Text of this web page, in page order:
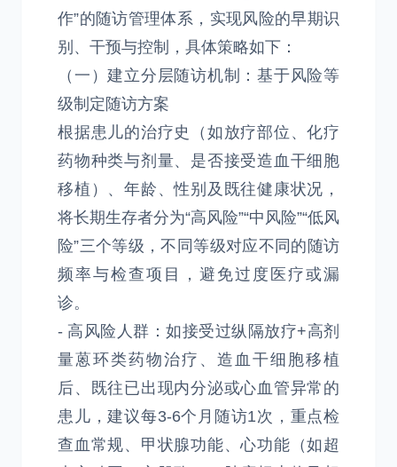
作”的随访管理体系，实现风险的早期识
别、干预与控制，具体策略如下：
（一）建立分层随访机制：基于风险等
级制定随访方案
根据患儿的治疗史（如放疗部位、化疗
药物种类与剂量、是否接受造血干细胞
移植）、年龄、性别及既往健康状况，
将长期生存者分为“高风险”“中风险”“低风
险”三个等级，不同等级对应不同的随访
频率与检查项目，避免过度医疗或漏
诊。
- 高风险人群：如接受过纵隔放疗+高剂
量蒽环类药物治疗、造血干细胞移植
后、既往已出现内分泌或心血管异常的
患儿，建议每3-6个月随访1次，重点检
查血常规、甲状腺功能、心功能（如超